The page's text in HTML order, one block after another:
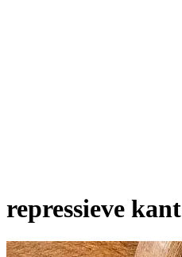
repressieve kant